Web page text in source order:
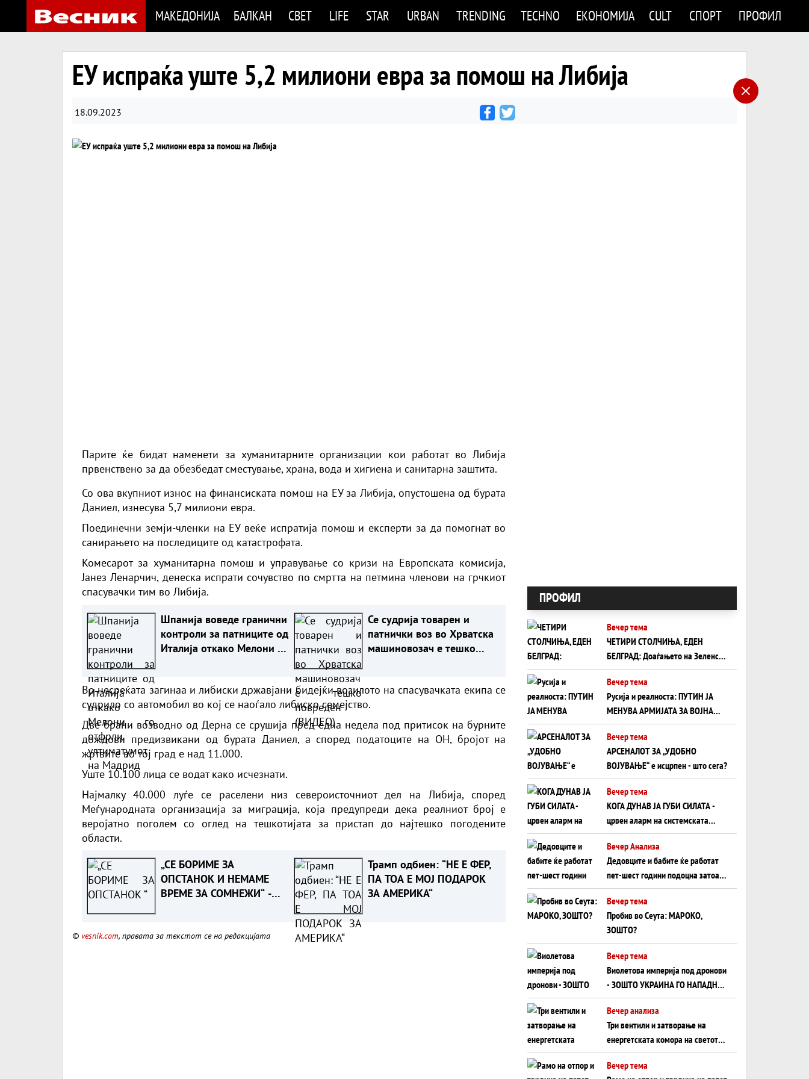
МАКЕДОНИЈА БАЛКАН СВЕТ LIFE STAR URBAN TRENDING TECHNO ЕКОНОМИЈА CULT СПОРТ ПРОФИЛ
ЕУ испраќа уште 5,2 милиони евра за помош на Либија
18.09.2023
Парите ќе бидат наменети за хуманитарните организации кои работат во Либија
првенствено за да обезбедат сместување, храна, вода и хигиена и санитарна заштита.
Со ова вкупниот износ на финансиската помош на ЕУ за Либија, опустошена од бурата
Даниел, изнесува 5,7 милиони евра.
Поединечни земји-членки на ЕУ веќе испратија помош и експерти за да помогнат во
санирањето на последиците од катастрофата.
Комесарот за хуманитарна помош и управување со кризи на Европската комисија,
Јанез Ленарчич, денеска испрати сочувство по смртта на петмина членови на грчкиот
спасувачки тим во Либија.
Шпанија воведе гранични
контроли за патниците од
Италија откако Мелони го
Се судрија товарен и
патнички воз во Хрватска
машиновозач е тешко
Во несреќата загинаа и либиски државјани бидејќи возилото на спасувачката екипа се
судрило со автомобил во кој се наоѓало либиско семејство.
Две брани возводно од Дерна се срушија пред една недела под притисок на бурните
дождови предизвикани од бурата Даниел, а според податоците на ОН, бројот на
жртвите во тој град е над 11.000.
Уште 10.100 лица се водат како исчезнати.
Најмалку 40.000 луѓе се раселени низ североисточниот дел на Либија, според
Меѓународната организација за миграција, која предупреди дека реалниот број е
веројатно поголем со оглед на тешкотијата за пристап до најтешко погодените
области.
„СЕ БОРИМЕ ЗА
ОПСТАНОК И НЕМАМЕ
ВРЕМЕ ЗА СОМНЕЖИ“ -
Вучиќ за ЕУ
Трамп одбиен: “НЕ Е ФЕР,
ПА ТОА Е МОЈ ПОДАРОК
ЗА АМЕРИКА“
© vesnik.com, правата за текстот се на редакцијата
ПРОФИЛ
Вечер тема
ЧЕТИРИ СТОЛЧИЊА, ЕДЕН
БЕЛГРАД: Доаѓањето на Зеленски
ги открива тајните на политиката
на балансирање на Вучиќ
Вечер тема
Русија и реалноста: ПУТИН ЈА
МЕНУВА АРМИЈАТА ЗА ВОЈНА
ШТО ОСТАНУВА БЕЗ ФРОНТ
Вечер тема
АРСЕНАЛОТ ЗА „УДОБНО
ВОЈУВАЊЕ“ е исцрпен - што сега?
Вечер тема
КОГА ДУНАВ ЈА ГУБИ СИЛАТА -
црвен аларм на системската
плоча од јужна Германија до
Црното Море...
Вечер Анализа
Дедовците и бабите ќе работат
пет-шест години подоцна затоа
што НЕМААТ ВНУЦИ ДА ГИ
ЗАМЕНАТ
Вечер тема
Пробив во Сеута: МАРОКО,
ЗОШТО?
Вечер тема
Виолетова империја под дронови
- ЗОШТО УКРАИНА ГО НАПАДНА
РУСКИОТ WILDBERRIES
Вечер анализа
Три вентили и затворање на
енергетската комора на светот:
Нападот во Суец најавува
глобален енергетски инфаркт?
Вечер тема